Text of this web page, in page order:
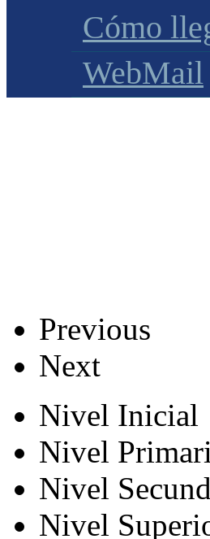
Cómo
WebMail
Previous
Next
Nivel Inicial
Nivel
Nivel
Nivel